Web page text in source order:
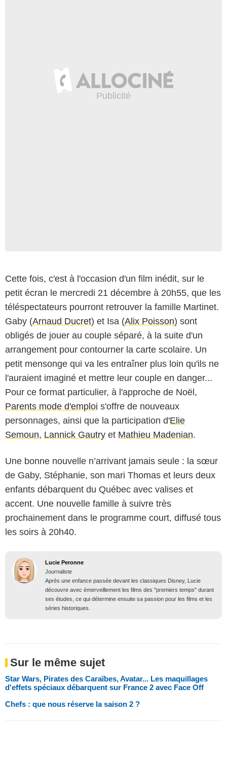
Cette fois, c'est à l'occasion d'un film inédit, sur le
petit écran le mercredi 21 décembre à 20h55, que les
téléspectateurs pourront retrouver la famille Martinet.
Gaby (Arnaud Ducret) et Isa (Alix Poisson) sont
obligés de jouer au couple séparé, à la suite d'un
arrangement pour contourner la carte scolaire. Un
petit mensonge qui va les entraîner plus loin qu'ils ne
l'auraient imaginé et mettre leur couple en danger...
Pour ce format particulier, à l'approche de Noël,
Parents mode d'emploi s'offre de nouveaux
personnages, ainsi que la participation d'Elie
Semoun, Lannick Gautry et Mathieu Madenian.
Une bonne nouvelle n’arrivant jamais seule : la sœur
de Gaby, Stéphanie, son mari Thomas et leurs deux
enfants débarquent du Québec avec valises et
accent. Une nouvelle famille à suivre très
prochainement dans le programme court, diffusé tous
les soirs à 20h40.
Lucie Peronne
Journaliste
Après une enfance passée devant les classiques Disney, Lucie
découvre avec émerveillement les films des "premiers temps" durant
ses études, ce qui détermine ensuite sa passion pour les films et les
séries historiques.
Sur le même sujet
Star Wars, Pirates des Caraïbes, Avatar... Les maquillages
d'effets spéciaux débarquent sur France 2 avec Face Off
Chefs : que nous réserve la saison 2 ?